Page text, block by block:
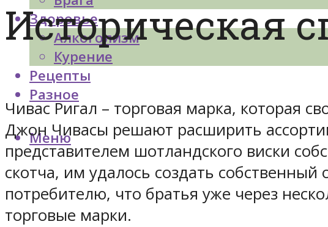
Здоровье
Алкоголизм
Курение
Рецепты
Разное
Меню
Историческая
Чивас Ригал – торговая марка, которая
Джон Чивасы решают расширить
представителем шотландского виски
скотча, им удалось создать
потребителю, что братья уже через
торговые марки.